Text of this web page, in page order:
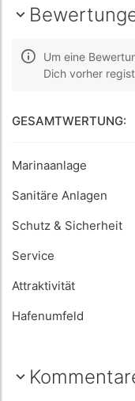
Um eine
Dich vorher
GESAMTWERTUNG:
Marinaanlage
Sanitäre Anlagen
Schutz & Sicherheit
Service
Attraktivität
Hafenumfeld